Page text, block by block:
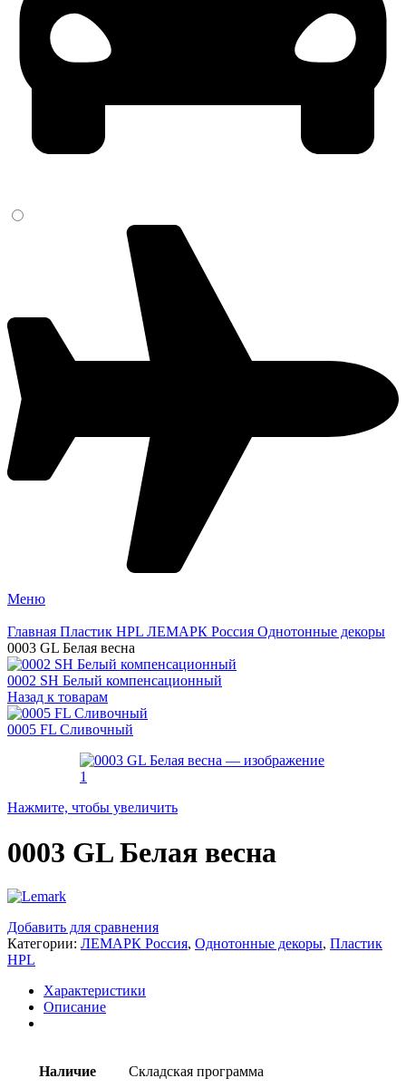
Меню
Главная Пластик HPL ЛЕМАРК Россия Однотонные декоры
0003 GL Белая весна
0002 SH Белый компенсационный
Назад к товарам
0005 FL Сливочный
Нажмите, чтобы увеличить
0003 GL Белая весна
Добавить для сравнения
Категории: ЛЕМАРК Россия, Однотонные декоры, Пластик
HPL
Характеристики
Описание
Наличие Складская программа